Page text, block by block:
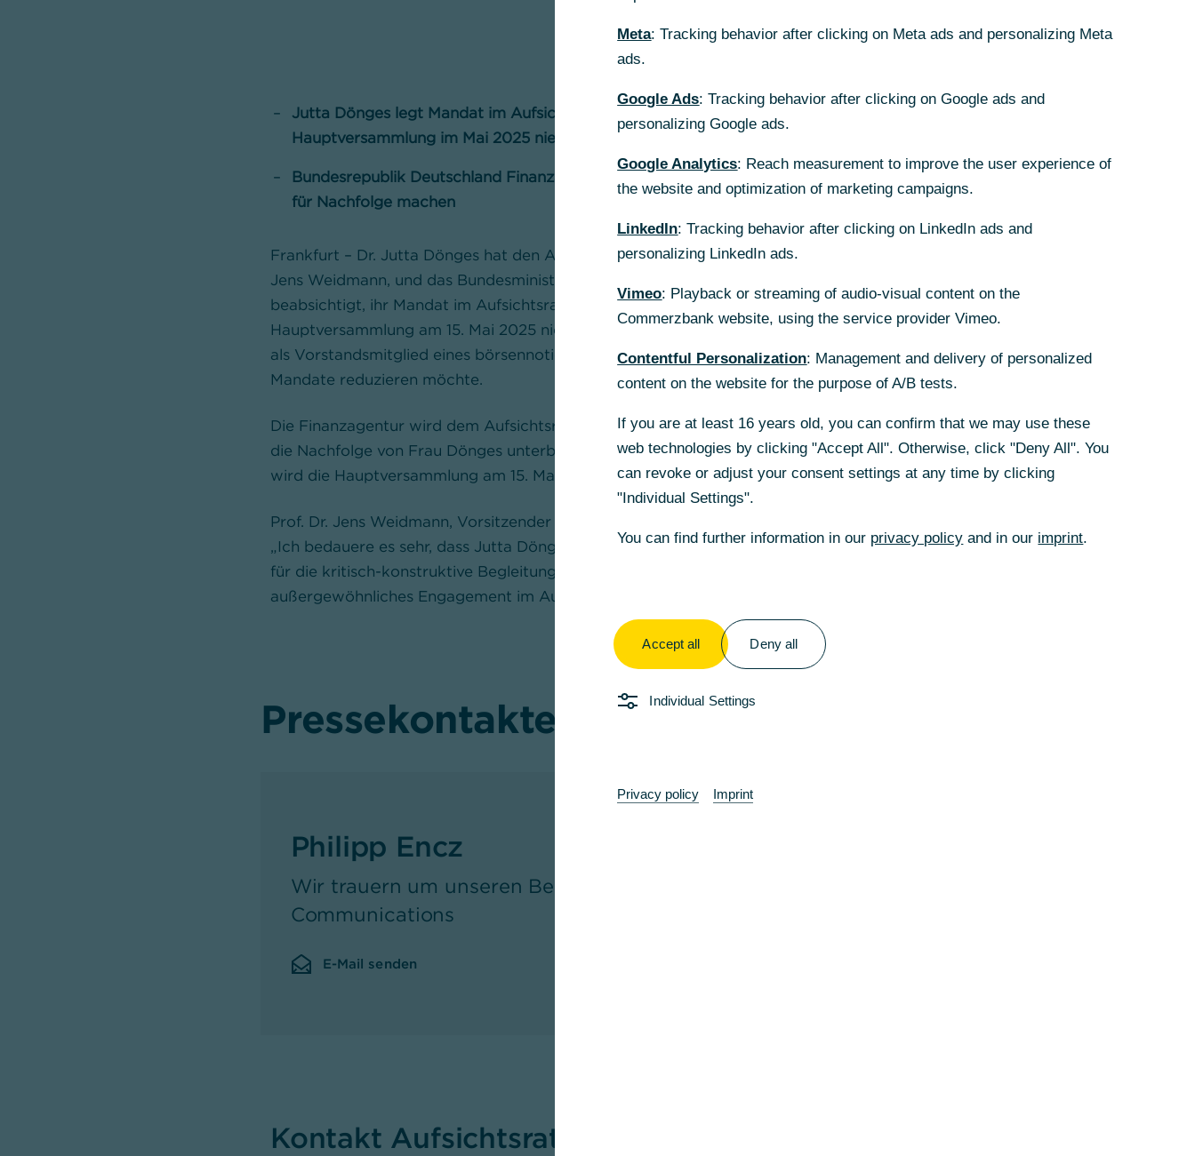
Jutta Dönges legt Mandat im Aufsichtsrat der Bank zum Ablauf der
Hauptversammlung im Mai 2025 nieder
Bundesrepublik Deutschland Finanzagentur GmbH („Finanzagentur“) wird Vorschlag
für Nachfolge machen
Frankfurt – Dr. Jutta Dönges hat den Aufsichtsratsvorsitzenden der Commerzbank AG,
Jens Weidmann, und das Bundesministerium der Finanzen informiert, dass sie
beabsichtigt, ihr Mandat im Aufsichtsrat der Commerzbank zur kommenden
Hauptversammlung am 15. Mai 2025 niederzulegen. Grund dafür ist, dass Frau Dönges
als Vorstandsmitglied eines börsennotierten Unternehmens die Anzahl ihrer zusätzlichen
Mandate reduzieren möchte.
Die Finanzagentur wird dem Aufsichtsrat der Commerzbank zeitnah einen Vorschlag für
die Nachfolge von Frau Dönges unterbreiten. Über den Wahlvorschlag des Aufsichtsrats
wird die Hauptversammlung am 15. Mai 2025 abstimmen.
Prof. Dr. Jens Weidmann, Vorsitzender des Aufsichtsrats der Commerzbank AG, sagte:
„Ich bedauere es sehr, dass Jutta Dönges den Aufsichtsrat verlassen wird und danke ihr
für die kritisch-konstruktive Begleitung der Transformation der Commerzbank und ihr
außergewöhnliches Engagement im Aufsichtsrat.“
Pressekontakte
Philipp Encz
Wir trauern um unseren Bereichsvorstand Group Management
Communications
E-Mail senden
Kontakt Aufsichtsrat Commerzbank
Meta: Tracking behavior after clicking on Meta ads and personalizing Meta
ads.
Google Ads: Tracking behavior after clicking on Google ads and
personalizing Google ads.
Google Analytics: Reach measurement to improve the user experience of
the website and optimization of marketing campaigns.
LinkedIn: Tracking behavior after clicking on LinkedIn ads and
personalizing LinkedIn ads.
Vimeo: Playback or streaming of audio-visual content on the
Commerzbank website, using the service provider Vimeo.
Contentful Personalization: Management and delivery of personalized
content on the website for the purpose of A/B tests.
If you are at least 16 years old, you can confirm that we may use these
web technologies by clicking "Accept All". Otherwise, click "Deny All". You
can revoke or adjust your consent settings at any time by clicking
"Individual Settings".
You can find further information in our privacy policy and in our imprint.
Accept all Deny all
Individual Settings
Privacy policy Imprint